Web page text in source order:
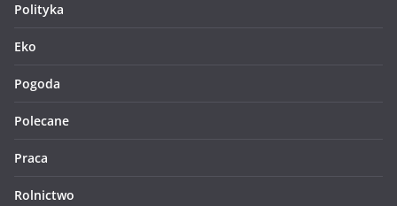
Polityka
Eko
Pogoda
Polecane
Praca
Rolnictwo